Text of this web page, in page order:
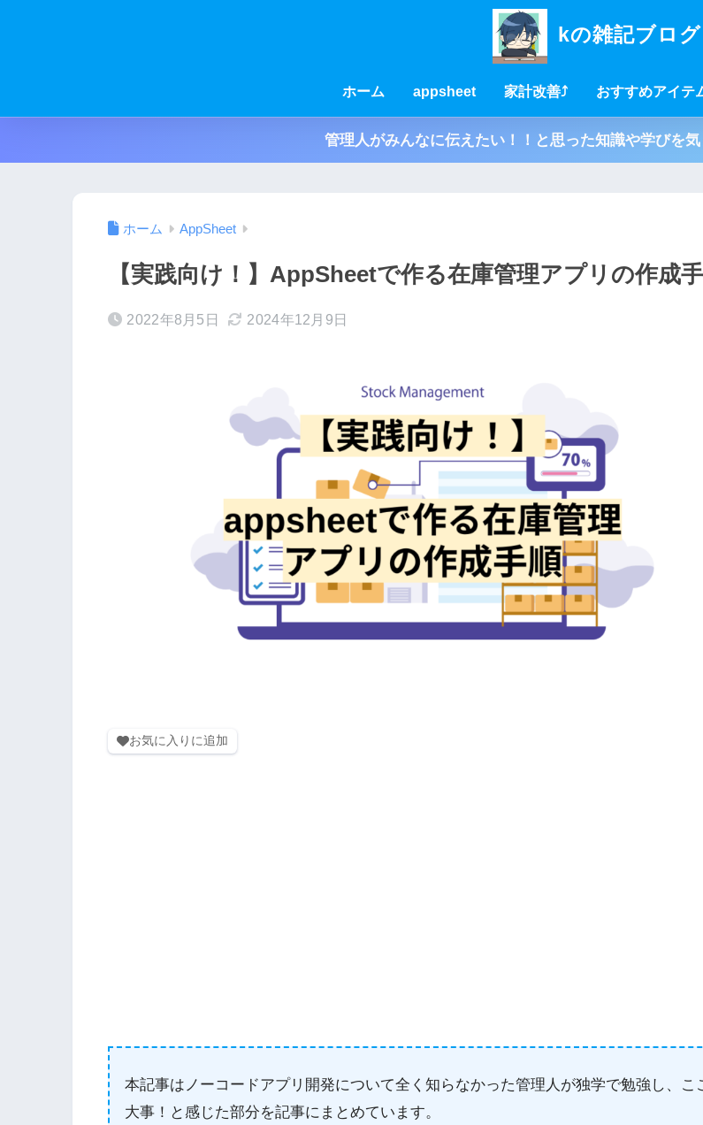
kの雑記ブログ
ホーム appsheet 家計改善⤴ おすすめアイテ
管理人がみんなに伝えたい！！と思った知識や学びを
ホーム AppSheet
【実践向け！】AppSheetで作る在庫管理アプリの作成
2022年8月5日 2024年12月9日
お気に入りに追加
本記事はノーコードアプリ開発について全く知らなかった管理人が独学で勉強し、こ
大事！と感じた部分を記事にまとめています。